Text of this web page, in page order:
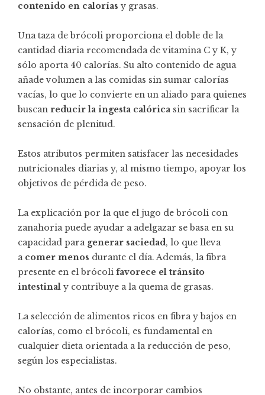
contenido en calorías y grasas.
Una taza de brócoli proporciona el doble de la
cantidad diaria recomendada de vitamina C y K, y
sólo aporta 40 calorías. Su alto contenido de agua
añade volumen a las comidas sin sumar calorías
vacías, lo que lo convierte en un aliado para quienes
buscan reducir la ingesta calórica sin sacrificar la
sensación de plenitud.
Estos atributos permiten satisfacer las necesidades
nutricionales diarias y, al mismo tiempo, apoyar los
objetivos de pérdida de peso.
La explicación por la que el jugo de brócoli con
zanahoria puede ayudar a adelgazar se basa en su
capacidad paragenerar saciedad, lo que lleva
a comer menos durante el día. Además, la fibra
presente en el brócoli favorece el tránsito
intestinal y contribuye a la quema de grasas.
La selección de alimentos ricos en fibra y bajos en
calorías, como el brócoli, es fundamental en
cualquier dieta orientada a la reducción de peso,
según los especialistas.
No obstante, antes de incorporar cambios